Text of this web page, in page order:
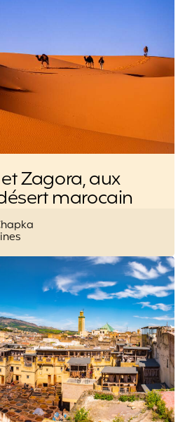
Zagora, aux
marocain